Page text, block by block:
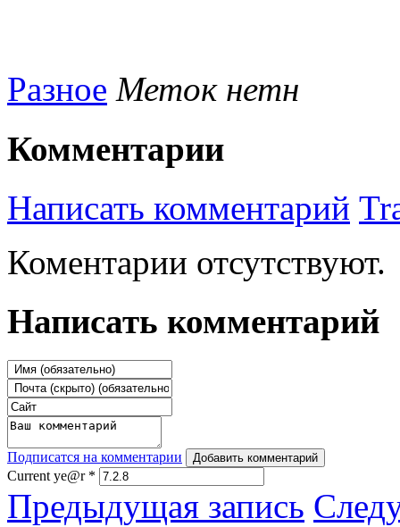
Разное Меток нетн
Комментарии
Написать комментарий
Коментарии отсутствуют.
Написать комментарий
Подписатся на комментарии Добавить комментарий
Current ye@r *
Предыдущая запись